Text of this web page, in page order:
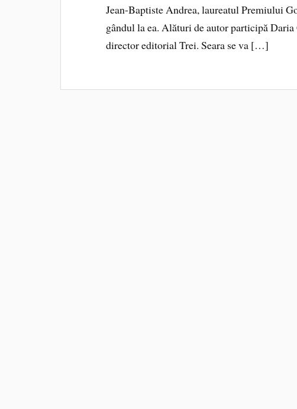
Jean-Baptiste Andrea, laureatul Premiului
gândul la ea. Alături de autor participă
director editorial Trei. Seara se va […]